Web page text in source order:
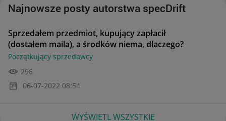
Najnowsze posty autorstwa specDrift
Sprzedałem przedmiot, kupujący zapłacił
(dostałem maila), a środków niema, dlaczego?
Początkujący sprzedawcy
296
‎06-07-2022 08:54
WYŚWIETL WSZYSTKIE